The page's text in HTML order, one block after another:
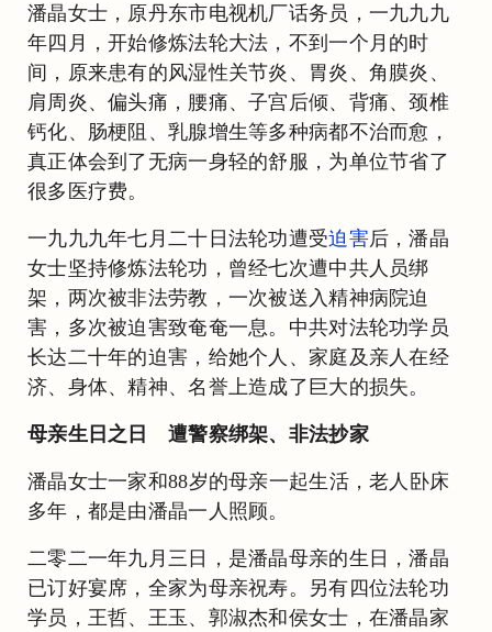
潘晶女士，原丹东市电视机厂话务员，一九九九
年四月，开始修炼法轮大法，不到一个月的时
间，原来患有的风湿性关节炎、胃炎、角膜炎、
肩周炎、偏头痛，腰痛、子宫后倾、背痛、颈椎
钙化、肠梗阻、乳腺增生等多种病都不治而愈，
真正体会到了无病一身轻的舒服，为单位节省了
很多医疗费。
一九九九年七月二十日法轮功遭受迫害后，潘晶
女士坚持修炼法轮功，曾经七次遭中共人员绑
架，两次被非法劳教，一次被送入精神病院迫
害，多次被迫害致奄奄一息。中共对法轮功学员
长达二十年的迫害，给她个人、家庭及亲人在经
济、身体、精神、名誉上造成了巨大的损失。
母亲生日之日 遭警察绑架、非法抄家
潘晶女士一家和88岁的母亲一起生活，老人卧床
多年，都是由潘晶一人照顾。
二零二一年九月三日，是潘晶母亲的生日，潘晶
已订好宴席，全家为母亲祝寿。另有四位法轮功
学员，王哲、王玉、郭淑杰和侯女士，在潘晶家